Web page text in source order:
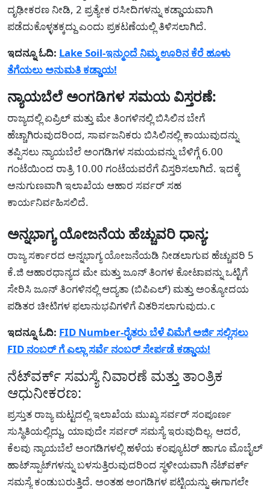
ದೃಢೀಕರಣ ನೀಡಿ, 2 ಪ್ರತ್ಯೇಕ ರಸೀದಿಗಳನ್ನು ಕಡ್ಡಾಯವಾಗಿ
ಪಡೆದುಕೊಳ್ಳತಕ್ಕದ್ದು ಎಂದು ಪ್ರಕಟಣೆಯಲ್ಲಿ ತಿಳಿಸಲಾಗಿದೆ.
ಇದನ್ನೂ ಓದಿ: Lake Soil-ಇನ್ಮುಂದೆ ನಿಮ್ಮ ಊರಿನ ಕೆರೆ ಹೂಳು
ತೆಗೆಯಲು ಅನುಮತಿ ಕಡ್ಡಾಯ!
ನ್ಯಾಯಬೆಲೆ ಅಂಗಡಿಗಳ ಸಮಯ ವಿಸ್ತರಣೆ:
ರಾಜ್ಯದಲ್ಲಿ ಏಪ್ರಿಲ್ ಮತ್ತು ಮೇ ತಿಂಗಳಿನಲ್ಲಿ ಬಿಸಿಲಿನ ಬೇಗೆ
ಹೆಚ್ಚಾಗಿರುವುದರಿಂದ, ಸಾರ್ವಜನಿಕರು ಬಿಸಿಲಿನಲ್ಲಿ ಕಾಯುವುದನ್ನು
ತಪ್ಪಿಸಲು ನ್ಯಾಯಬೆಲೆ ಅಂಗಡಿಗಳ ಸಮಯವನ್ನು ಬೆಳಿಗ್ಗೆ 6.00
ಗಂಟೆಯಿಂದ ರಾತ್ರಿ 10.00 ಗಂಟೆಯವರೆಗೆ ವಿಸ್ತರಿಸಲಾಗಿದೆ. ಇದಕ್ಕೆ
ಅನುಗುಣವಾಗಿ ಇಲಾಖೆಯ ಆಹಾರ ಸರ್ವರ್ ಸಹ
ಕಾರ್ಯನಿರ್ವಹಿಸಲಿದೆ.
ಅನ್ನಭಾಗ್ಯ ಯೋಜನೆಯ ಹೆಚ್ಚುವರಿ ಧಾನ್ಯ:
ರಾಜ್ಯ ಸರ್ಕಾರದ ಅನ್ನಭಾಗ್ಯ ಯೋಜನೆಯಡಿ ನೀಡಲಾಗುವ ಹೆಚ್ಚುವರಿ 5
ಕೆ.ಜಿ ಆಹಾರಧಾನ್ಯದ ಮೇ ಮತ್ತು ಜೂನ್ ತಿಂಗಳ ಕೋಟಾವನ್ನು ಒಟ್ಟಿಗೆ
ಸೇರಿಸಿ ಜೂನ್ ತಿಂಗಳಿನಲ್ಲಿ ಆದ್ಯತಾ (ಬಿಪಿಎಲ್) ಮತ್ತು ಅಂತ್ಯೋದಯ
ಪಡಿತರ ಚೀಟಿಗಳ ಫಲಾನುಭವಿಗಳಿಗೆ ವಿತರಿಸಲಾಗುವುದು.c
ಇದನ್ನೂ ಓದಿ: FID Number-ರೈತರು ಬೆಳೆ ವಿಮೆಗೆ ಅರ್ಜಿ ಸಲ್ಲಿಸಲು
FID ನಂಬರ್ ಗೆ ಎಲ್ಲಾ ಸರ್ವೆ ನಂಬರ್ ಸೇರ್ಪಡೆ ಕಡ್ಡಾಯ!
ನೆಟ್‌ವರ್ಕ್ ಸಮಸ್ಯೆ ನಿವಾರಣೆ ಮತ್ತು ತಾಂತ್ರಿಕ
ಆಧುನೀಕರಣ:
ಪ್ರಸ್ತುತ ರಾಜ್ಯ ಮಟ್ಟದಲ್ಲಿ ಇಲಾಖೆಯ ಮುಖ್ಯ ಸರ್ವರ್ ಸಂಪೂರ್ಣ
ಸುಸ್ಥಿತಿಯಲ್ಲಿದ್ದು, ಯಾವುದೇ ಸರ್ವರ್ ಸಮಸ್ಯೆ ಇರುವುದಿಲ್ಲ. ಆದರೆ,
ಕೆಲವು ನ್ಯಾಯಬೆಲೆ ಅಂಗಡಿಗಳಲ್ಲಿ ಹಳೆಯ ಕಂಪ್ಯೂಟರ್ ಹಾಗೂ ಮೊಬೈಲ್
ಹಾಟ್‌ಸ್ಪಾಟ್‌ಗಳನ್ನು ಬಳಸುತ್ತಿರುವುದರಿಂದ ಸ್ಥಳೀಯವಾಗಿ ನೆಟ್‌ವರ್ಕ್
ಸಮಸ್ಯೆ ಕಂಡುಬರುತ್ತಿದೆ. ಅಂತಹ ಅಂಗಡಿಗಳ ಪಟ್ಟಿಯನ್ನು ಈಗಾಗಲೇ